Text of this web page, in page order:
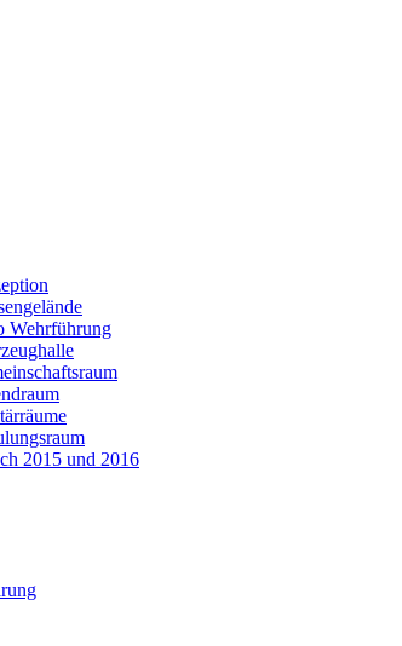
Rodheim v.d.H.
Wehrführung
2015 und 2016